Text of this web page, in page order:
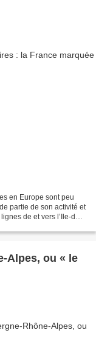
en Europe sont peu
partie de son activité et
de et vers l’Ile-de-
Alpes, ou « le